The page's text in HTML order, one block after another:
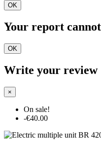
OK
Your report
OK
Write your review
×
On sale!
-€40.00